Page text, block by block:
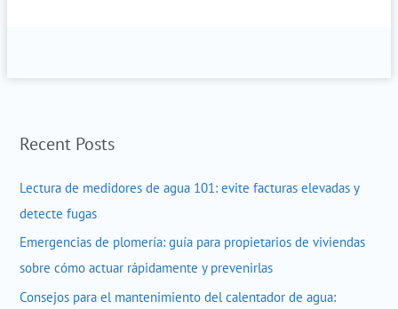
Recent Posts
Lectura de medidores de agua 101: evite facturas elevadas y
detecte fugas
Emergencias de plomería: guía para propietarios de viviendas
sobre cómo actuar rápidamente y prevenirlas
Consejos para el mantenimiento del calentador de agua: